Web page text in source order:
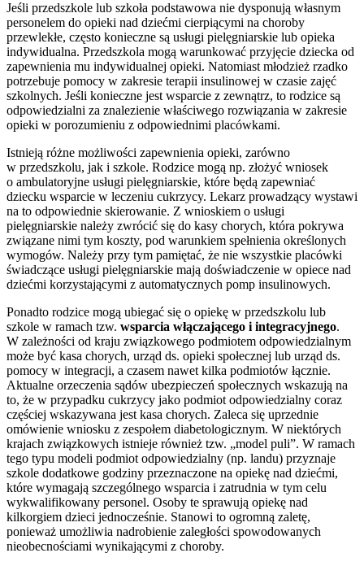
Jeśli przedszkole lub szkoła podstawowa nie dysponują własnym
personelem do opieki nad dziećmi cierpiącymi na choroby
przewlekłe, często konieczne są usługi pielęgniarskie lub opieka
indywidualna. Przedszkola mogą warunkować przyjęcie dziecka od
zapewnienia mu indywidualnej opieki. Natomiast młodzież rzadko
potrzebuje pomocy w zakresie terapii insulinowej w czasie zajęć
szkolnych. Jeśli konieczne jest wsparcie z zewnątrz, to rodzice są
odpowiedzialni za znalezienie właściwego rozwiązania w zakresie
opieki w porozumieniu z odpowiednimi placówkami.
Istnieją różne możliwości zapewnienia opieki, zarówno
w przedszkolu, jak i szkole. Rodzice mogą np. złożyć wniosek
o ambulatoryjne usługi pielęgniarskie, które będą zapewniać
dziecku wsparcie w leczeniu cukrzycy. Lekarz prowadzący wystawi
na to odpowiednie skierowanie. Z wnioskiem o usługi
pielęgniarskie należy zwrócić się do kasy chorych, która pokrywa
związane nimi tym koszty, pod warunkiem spełnienia określonych
wymogów. Należy przy tym pamiętać, że nie wszystkie placówki
świadczące usługi pielęgniarskie mają doświadczenie w opiece nad
dziećmi korzystającymi z automatycznych pomp insulinowych.
Ponadto rodzice mogą ubiegać się o opiekę w przedszkolu lub
szkole w ramach tzw. wsparcia włączającego i integracyjnego.
W zależności od kraju związkowego podmiotem odpowiedzialnym
może być kasa chorych, urząd ds. opieki społecznej lub urząd ds.
pomocy w integracji, a czasem nawet kilka podmiotów łącznie.
Aktualne orzeczenia sądów ubezpieczeń społecznych wskazują na
to, że w przypadku cukrzycy jako podmiot odpowiedzialny coraz
częściej wskazywana jest kasa chorych. Zaleca się uprzednie
omówienie wniosku z zespołem diabetologicznym. W niektórych
krajach związkowych istnieje również tzw. „model puli”. W ramach
tego typu modeli podmiot odpowiedzialny (np. landu) przyznaje
szkole dodatkowe godziny przeznaczone na opiekę nad dziećmi,
które wymagają szczególnego wsparcia i zatrudnia w tym celu
wykwalifikowany personel. Osoby te sprawują opiekę nad
kilkorgiem dzieci jednocześnie. Stanowi to ogromną zaletę,
ponieważ umożliwia nadrobienie zaległości spowodowanych
nieobecnościami wynikającymi z choroby.